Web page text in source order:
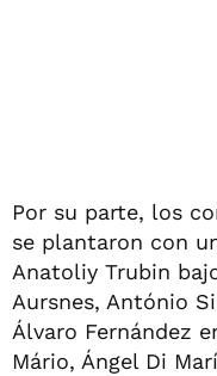
Por su parte, los
se plantaron con
Anatoliy Trubin
Aursnes, António
Álvaro Fernández
Mário, Ángel Di